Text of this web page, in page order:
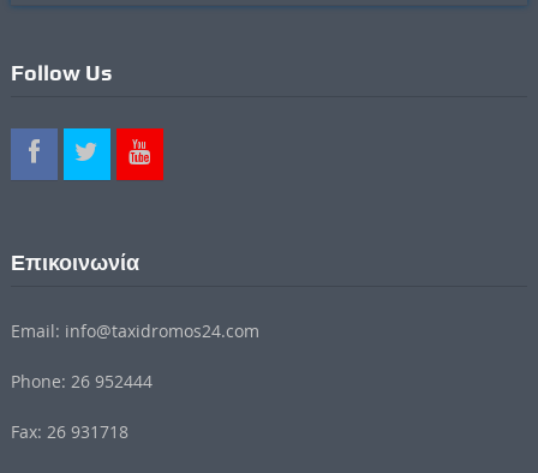
Follow Us
Επικοινωνία
Email: info@taxidromos24.com
Phone: 26 952444
Fax: 26 931718